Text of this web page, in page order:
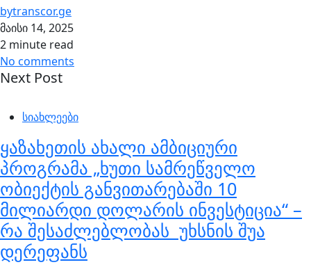
bytranscor.ge
მაისი 14, 2025
2 minute read
No comments
Next Post
სიახლეები
ყაზახეთის ახალი ამბიციური
პროგრამა „ხუთი სამრეწველო
ობიექტის განვითარებაში 10
მილიარდი დოლარის ინვესტიცია“ –
რა შესაძლებლობას უხსნის შუა
დერეფანს